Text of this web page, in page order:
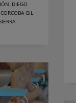
, DIEGO
GIL,